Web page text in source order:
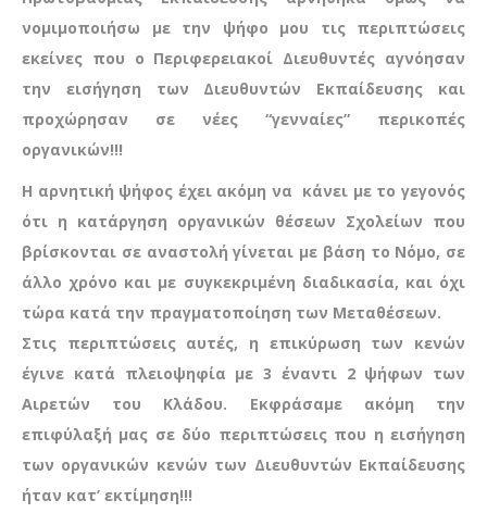
νομιμοποιήσω με την ψήφο μου τις περιπτώσεις
εκείνες που ο Περιφερειακοί Διευθυντές αγνόησαν
την εισήγηση των Διευθυντών Εκπαίδευσης και
προχώρησαν σε νέες “γενναίες” περικοπές
οργανικών!!!
Η αρνητική ψήφος έχει ακόμη να κάνει με το γεγονός
ότι η κατάργηση οργανικών θέσεων Σχολείων που
βρίσκονται σε αναστολή γίνεται με βάση το Νόμο, σε
άλλο χρόνο και με συγκεκριμένη διαδικασία, και όχι
τώρα κατά την πραγματοποίηση των Μεταθέσεων.
Στις περιπτώσεις αυτές, η επικύρωση των κενών
έγινε κατά πλειοψηφία με 3 έναντι 2 ψήφων των
Αιρετών του Κλάδου.
Εκφράσαμε ακόμη την
επιφύλαξή μας σε δύο περιπτώσεις που η εισήγηση
των οργανικών κενών των Διευθυντών Εκπαίδευσης
ήταν κατ’ εκτίμηση!!!